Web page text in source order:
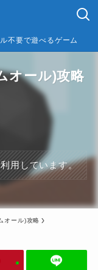
不要で遊べるゲーム
オール)攻略
用しています。
オール)攻略